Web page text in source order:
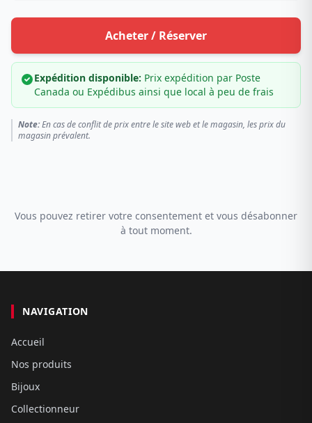
Acheter / Réserver
Expédition disponible: Prix expédition par Poste
Canada ou Expédibus ainsi que local à peu de frais
Note:En cas de conflit de prix entre le site web et le magasin, les prix du
magasin prévalent.
Vous pouvez retirer votre consentement et vous désabonner
à tout moment.
NAVIGATION
Accueil
Nos produits
Bijoux
Collectionneur